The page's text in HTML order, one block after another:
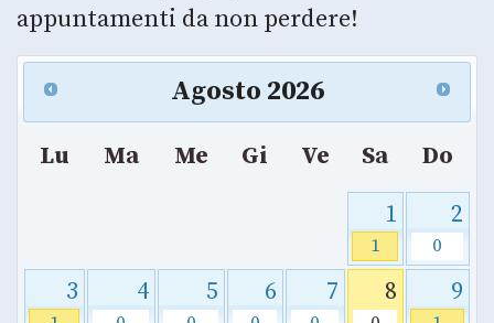
appuntamenti da non perdere!
Agosto 2026
Lu Ma Me Gi Ve Sa
Do
1
1
2
0
3 4 5 6 7 8 9